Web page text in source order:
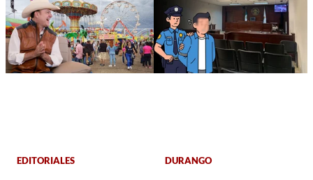
EDITORIALES DURANGO